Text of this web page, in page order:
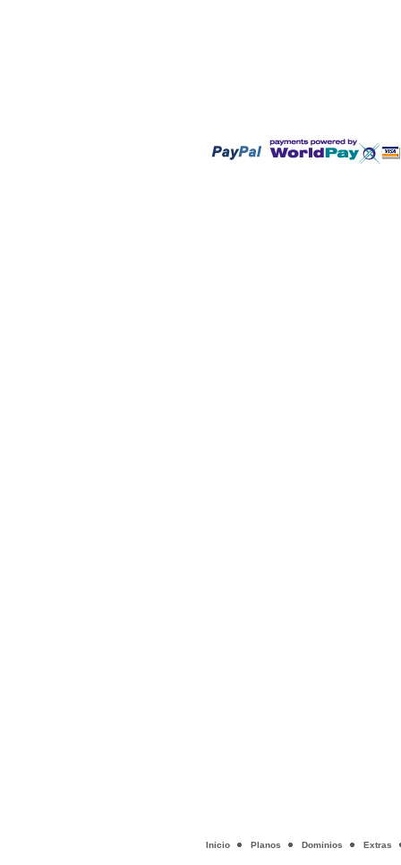
Inicio Planos Dominios Extras